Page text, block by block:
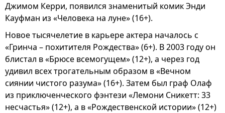
Джимом Керри, появился знаменитый комик Энди
Кауфман из «Человека на луне» (16+).
Новое тысячелетие в карьере актера началось с
«Гринча – похитителя Рождества» (6+). В 2003 году он
блистал в «Брюсе всемогущем» (12+), а через год
удивил всех трогательным образом в «Вечном
сиянии чистого разума» (16+). Затем был граф Олаф
из приключенческого фэнтези «Лемони Сникетт: 33
несчастья» (12+), а в «Рождественской истории» (12+)